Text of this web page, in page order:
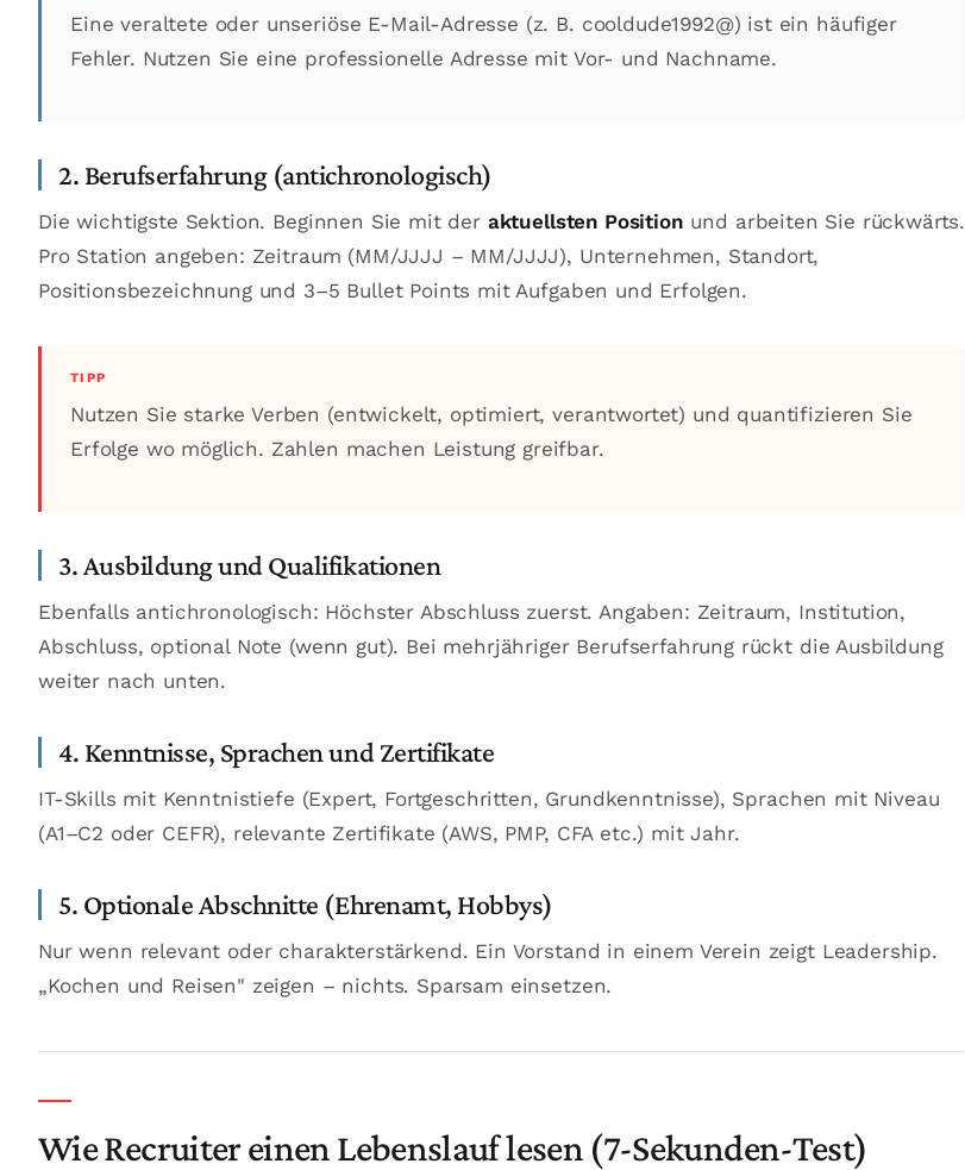
Eine veraltete oder unseriöse E-Mail-Adresse (z. B. cooldude1992@) ist ein häufiger
Fehler. Nutzen Sie eine professionelle Adresse mit Vor- und Nachname.
2. Berufserfahrung (antichronologisch)
Die wichtigste Sektion. Beginnen Sie mit der aktuellsten Position und arbeiten Sie rückwärts.
Pro Station angeben: Zeitraum (MM/JJJJ – MM/JJJJ), Unternehmen, Standort,
Positionsbezeichnung und 3–5 Bullet Points mit Aufgaben und Erfolgen.
Nutzen Sie starke Verben (entwickelt, optimiert, verantwortet) und quantifizieren Sie
Erfolge wo möglich. Zahlen machen Leistung greifbar.
3. Ausbildung und Qualifikationen
Ebenfalls antichronologisch: Höchster Abschluss zuerst. Angaben: Zeitraum, Institution,
Abschluss, optional Note (wenn gut). Bei mehrjähriger Berufserfahrung rückt die Ausbildung
weiter nach unten.
4. Kenntnisse, Sprachen und Zertifikate
IT-Skills mit Kenntnistiefe (Expert, Fortgeschritten, Grundkenntnisse), Sprachen mit Niveau
(A1–C2 oder CEFR), relevante Zertifikate (AWS, PMP, CFA etc.) mit Jahr.
5. Optionale Abschnitte (Ehrenamt, Hobbys)
Nur wenn relevant oder charakterstärkend. Ein Vorstand in einem Verein zeigt Leadership.
„Kochen und Reisen" zeigen – nichts. Sparsam einsetzen.
Wie Recruiter einen Lebenslauf lesen (7-Sekunden-Test)